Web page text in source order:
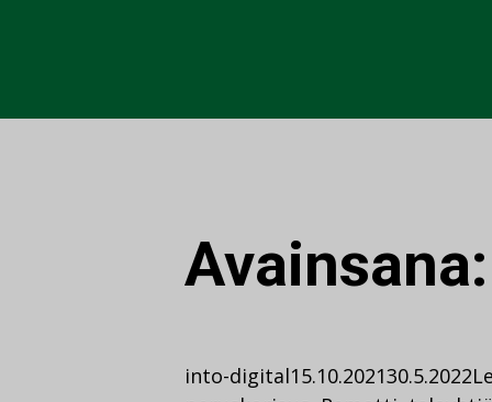
into-digital15.10.202130.5.2022